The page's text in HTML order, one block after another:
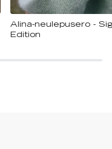
Alina-neulepusero -
Edition